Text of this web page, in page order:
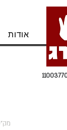
אודות
מק"ט: